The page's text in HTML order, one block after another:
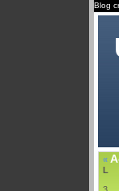
Blog
«
L